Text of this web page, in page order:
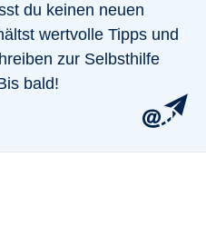
du keinen neuen
wertvolle Tipps und
zur Selbsthilfe
bald!